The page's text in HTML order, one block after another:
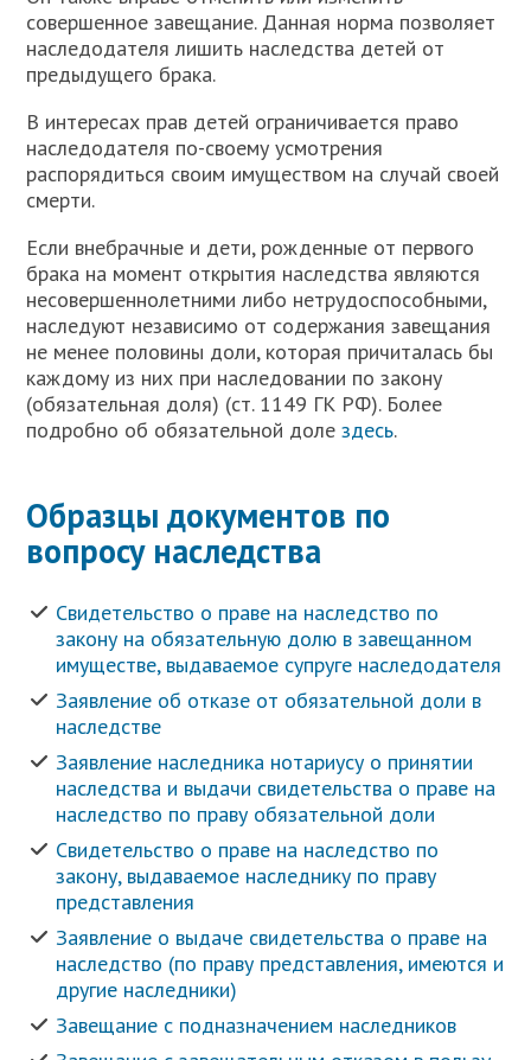
совершенное завещание. Данная норма позволяет
наследодателя лишить наследства детей от
предыдущего брака.
В интересах прав детей ограничивается право
наследодателя по-своему усмотрения
распорядиться своим имуществом на случай своей
смерти.
Если внебрачные и дети, рожденные от первого
брака на момент открытия наследства являются
несовершеннолетними либо нетрудоспособными,
наследуют независимо от содержания завещания
не менее половины доли, которая причиталась бы
каждому из них при наследовании по закону
(обязательная доля) (ст. 1149 ГК РФ). Более
подробно об обязательной доле здесь.
Образцы документов по
вопросу наследства
Свидетельство о праве на наследство по
закону на обязательную долю в завещанном
имуществе, выдаваемое супруге наследодателя
Заявление об отказе от обязательной доли в
наследстве
Заявление наследника нотариусу о принятии
наследства и выдачи свидетельства о праве на
наследство по праву обязательной доли
Свидетельство о праве на наследство по
закону, выдаваемое наследнику по праву
представления
Заявление о выдаче свидетельства о праве на
наследство (по праву представления, имеются и
другие наследники)
Завещание с подназначением наследников